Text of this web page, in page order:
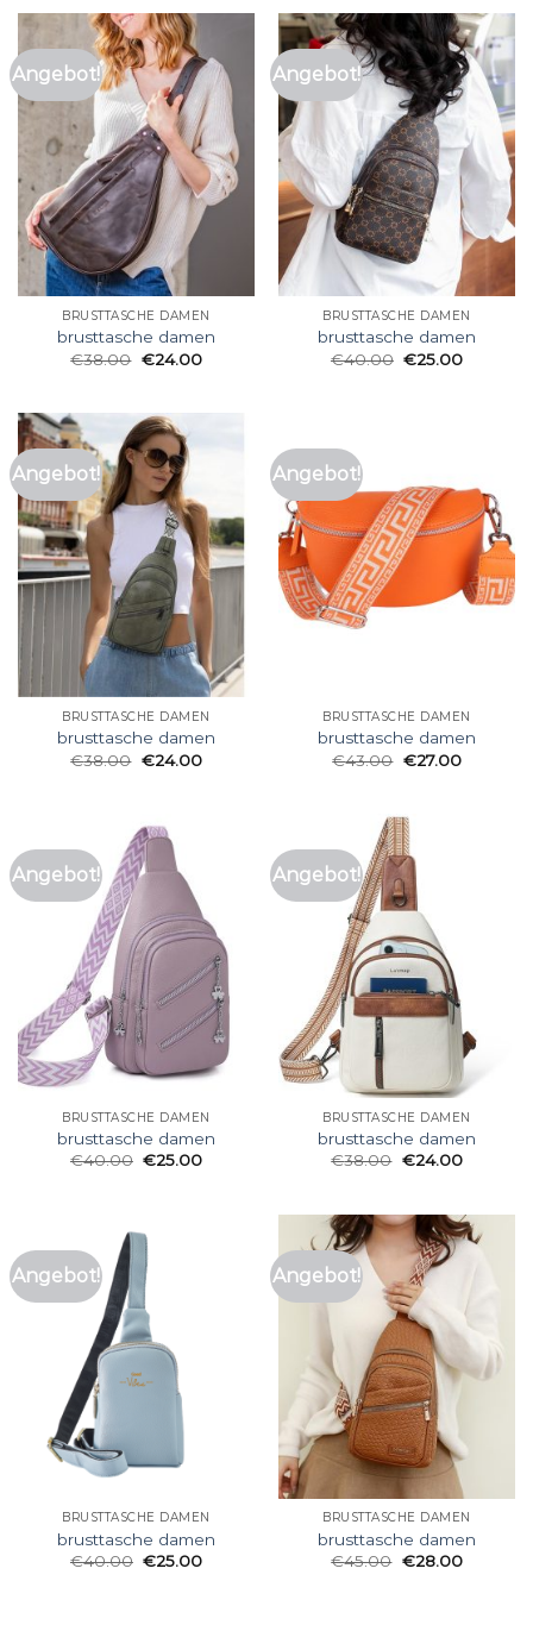
Angebot!
BRUSTTASCHE DAMEN
brusttasche damen
€38.00 €24.00
Angebot!
BRUSTTASCHE DAMEN
brusttasche damen
€40.00 €25.00
Angebot!
BRUSTTASCHE DAMEN
brusttasche damen
€38.00 €24.00
Angebot!
BRUSTTASCHE DAMEN
brusttasche damen
€43.00 €27.00
Angebot!
BRUSTTASCHE DAMEN
brusttasche damen
€40.00 €25.00
Angebot!
BRUSTTASCHE DAMEN
brusttasche damen
€38.00 €24.00
Angebot!
BRUSTTASCHE DAMEN
brusttasche damen
€40.00 €25.00
Angebot!
BRUSTTASCHE DAMEN
brusttasche damen
€45.00 €28.00